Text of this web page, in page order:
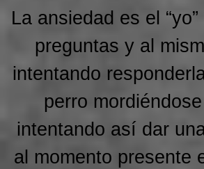
La ansiedad es el
preguntas y al
intentando
perro
intentando así dar
al momento presente